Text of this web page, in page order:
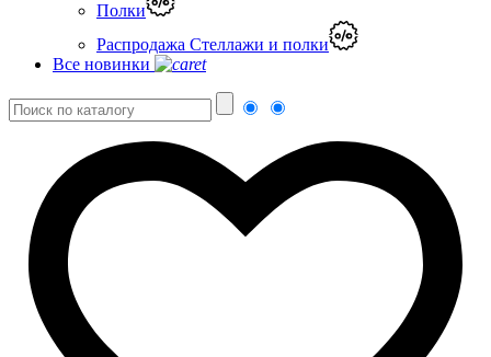
Полки
Распродажа Стеллажи и полки
Все новинки